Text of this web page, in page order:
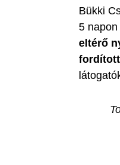
Bükki
5 napon
eltérő